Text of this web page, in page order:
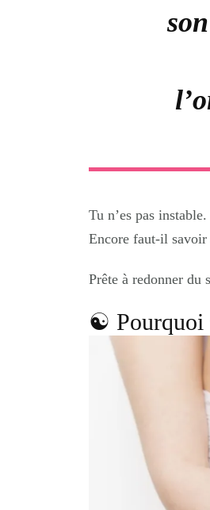
Tu n’es pas
Encore faut-il savoir
Prête à redonner du
☯︎ Pourquoi